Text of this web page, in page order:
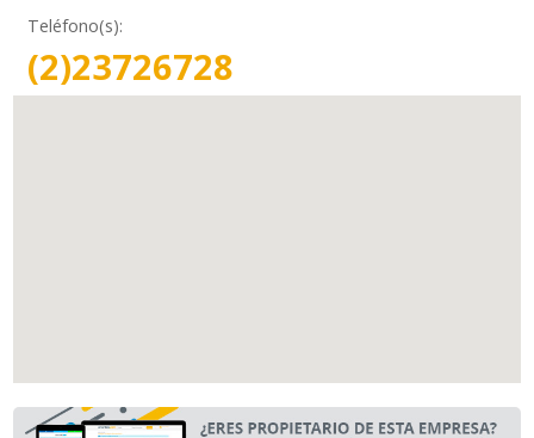
Teléfono(s):
(2)23726728